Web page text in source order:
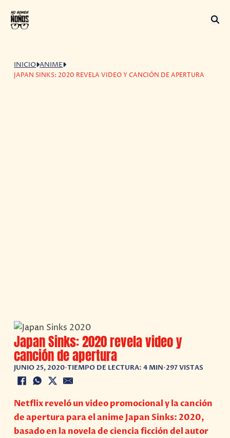
INICIO ANIME
JAPAN SINKS: 2020 REVELA VIDEO Y CANCIÓN DE APERTURA
Japan Sinks: 2020 revela video y
canción de apertura
JUNIO 25, 2020•TIEMPO DE LECTURA: 4 MIN•297 VISTAS
Netflix reveló un video promocional y la canción
de apertura para el anime Japan Sinks: 2020,
basado en la novela de ciencia ficción del autor